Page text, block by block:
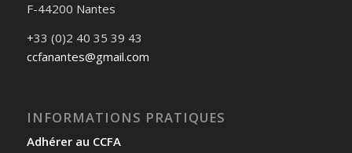
F-44200 Nantes
+33 (0)2 40 35 39 43
ccfanantes@gmail.com
INFORMATIONS PRATIQUES
Adhérer au CCFA